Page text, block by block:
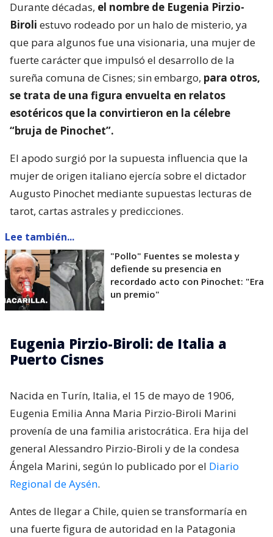
Durante décadas, el nombre de Eugenia Pirzio-
Biroli estuvo rodeado por un halo de misterio, ya
que para algunos fue una visionaria, una mujer de
fuerte carácter que impulsó el desarrollo de la
sureña comuna de Cisnes; sin embargo, para otros,
se trata de una figura envuelta en relatos
esotéricos que la convirtieron en la célebre
“bruja de Pinochet”.
El apodo surgió por la supuesta influencia que la
mujer de origen italiano ejercía sobre el dictador
Augusto Pinochet mediante supuestas lecturas de
tarot, cartas astrales y predicciones.
Lee también...
"Pollo" Fuentes se molesta y
defiende su presencia en
recordado acto con Pinochet: "Era
un premio"
Eugenia Pirzio-Biroli: de Italia a
Puerto Cisnes
Nacida en Turín, Italia, el 15 de mayo de 1906,
Eugenia Emilia Anna Maria Pirzio-Biroli Marini
provenía de una familia aristocrática. Era hija del
general Alessandro Pirzio-Biroli y de la condesa
Ángela Marini, según lo publicado por el Diario
Regional de Aysén.
Antes de llegar a Chile, quien se transformaría en
una fuerte figura de autoridad en la Patagonia